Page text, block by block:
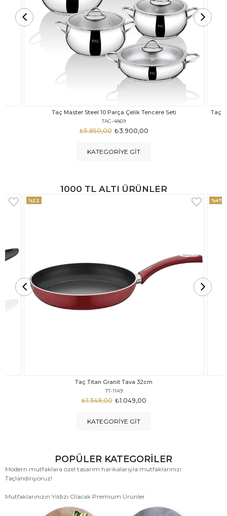
Taç Carabella Döküm Cam Kapak 7 Parça Tencere Seti Siyah
TAC-3817
₺3.250,00
₺4.350,00
KATEGORIYE GIT
1000 TL ALTI ÜRÜNLER
Taç Titan Granit Tava 30cm
TT-1148
₺999,00
₺1.875,00
%47 %18
KATEGORIYE GIT
POPÜLER KATEGORİLER
Modern mutfaklara özel tasarım harikalarıyla mutfaklarınızı
Taçlandırıyoruz!
Mutfaklarınızın Yıldızı Olacak Premium Ürünler